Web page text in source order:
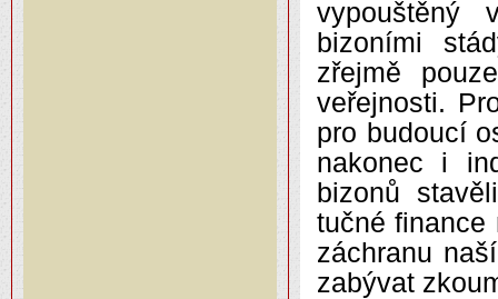
vypouštěný
bizoními
zřejmě
veřejnosti.
pro budoucí
nakonec i
bizonů
tučné finance
záchranu
zabývat